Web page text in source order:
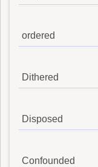
ordered
Dithered
Disposed
Confounded